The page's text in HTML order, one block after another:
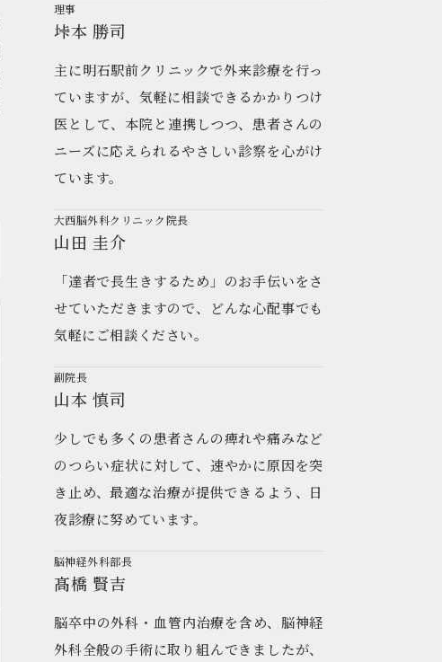
理事
垰本 勝司
主に明石駅前クリニックで外来診療を行っ
ていますが、気軽に相談できるかかりつけ
医として、本院と連携しつつ、患者さんの
ニーズに応えられるやさしい診察を心がけ
ています。
大西脳外科クリニック院長
山田 圭介
「達者で長生きするため」のお手伝いをさ
せていただきますので、どんな心配事でも
気軽にご相談ください。
副院長
山本 慎司
少しでも多くの患者さんの痺れや痛みなど
のつらい症状に対して、速やかに原因を突
き止め、最適な治療が提供できるよう、日
夜診療に努めています。
脳神経外科部長
髙橋 賢吉
脳卒中の外科・血管内治療を含め、脳神経
外科全般の手術に取り組んできましたが、